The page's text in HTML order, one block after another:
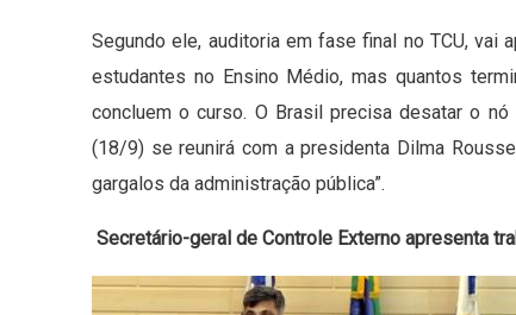
Segundo ele, auditoria em fase final no TCU, vai
estudantes no Ensino Médio, mas quantos
concluem o curso. O Brasil precisa desatar o nó
(18/9) se reunirá com a presidenta Dilma
gargalos da administração pública”.
Secretário-geral de Controle Externo apresenta